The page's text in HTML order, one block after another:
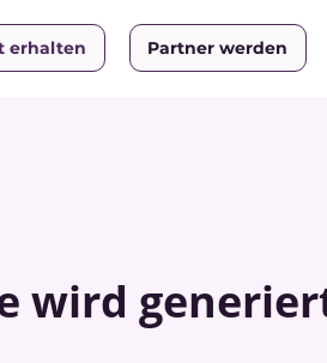
erhalten Partner werden
wird